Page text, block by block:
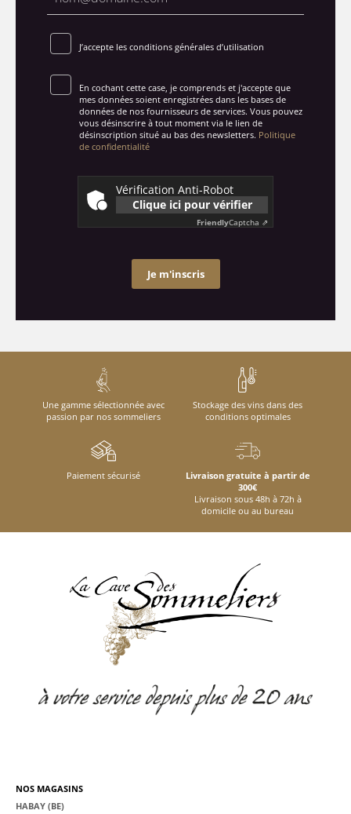
J’accepte les conditions générales d’utilisation
En cochant cette case, je comprends et j'accepte que
mes données soient enregistrées dans les bases de
données de nos fournisseurs de services. Vous pouvez
vous désinscrire à tout moment via le lien de
désinscription situé au bas des newsletters. Politique
de confidentialité
Vérification Anti-Robot
Clique ici pour vérifier
FriendlyCaptcha ⇗
Je m'inscris
Une gamme sélectionnée avec
passion par nos sommeliers
Stockage des vins dans des
conditions optimales
Paiement sécurisé
Livraison gratuite à partir de
300€
Livraison sous 48h à 72h à
domicile ou au bureau
NOS MAGASINS
HABAY (BE)